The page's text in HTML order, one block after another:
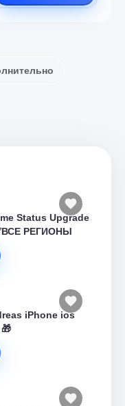
Status Upgrade
РЕГИОНЫ
iPhone ios